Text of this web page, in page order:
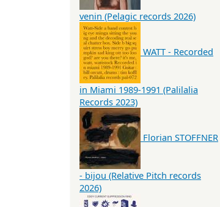
venin (Pelagic records 2026)
WATT - Recorded
in Miami 1989-1991 (Palilalia
Records 2023)
Florian STOFFNER
- bijou (Relative Pitch records
2026)